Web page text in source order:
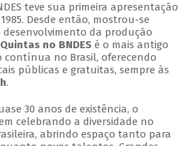
teve sua primeira apresentação
Desde então, mostrou-se
da produção
Quintas no BNDESé o mais antigo
contínua no Brasil, oferecendo
públicas e gratuitas, sempre às
.
30 anos de existência, o
celebrando a diversidade no
abrindo espaço tanto para